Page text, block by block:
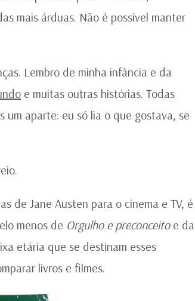
mais árduas. Não é possível manter
Lembro de minha infância e da
e muitas outras histórias. Todas
um aparte: eu só lia o que gostava, se
de Jane Austen para o cinema e TV, é
menos de Orgulho e preconceitoe da
etária que se destinam esses
livros e filmes.